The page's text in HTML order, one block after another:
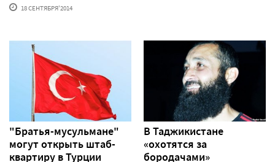
18 СЕНТЯБРЯ'2014
"Братья-мусульмане"
могут открыть штаб-
квартиру в Турции
В Таджикистане
«охотятся за
бородачами»